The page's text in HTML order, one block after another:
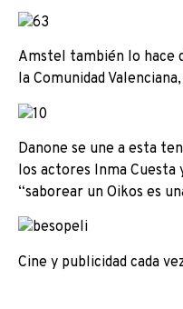
Amstel también lo hace
la Comunidad
Danone se une a esta
los actores Inma
“saborear un Oikos es
Cine y publicidad cada